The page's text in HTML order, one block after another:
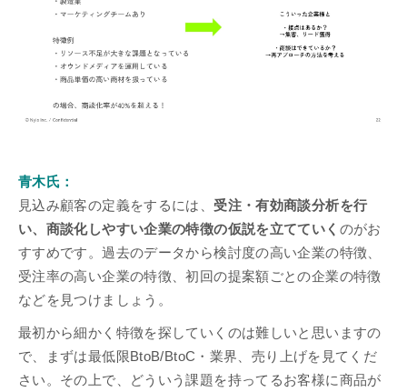
青木氏：
見込み顧客の定義をするには、 受注・有効商談分析を行
い、商談化しやすい企業の特徴の仮説を立てていく のがお
すすめです。過去のデータから検討度の高い企業の特徴、
受注率の高い企業の特徴、初回の提案額ごとの企業の特徴
などを見つけましょう。
最初から細かく特徴を探していくのは難しいと思いますの
で、まずは最低限BtoB/BtoC・業界、売り上げを見てくだ
さい。その上で、どういう課題を持ってるお客様に商品が